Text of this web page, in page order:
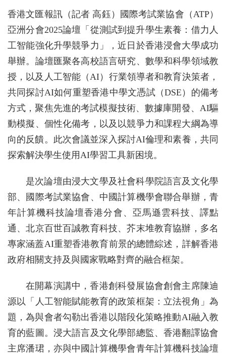
香港文匯報訊（記者 高鈺）國際考試業協會（ATP）
亞洲分會2025論壇「從測試到提升學生素養：借力人
工智能強化升學競爭力」，近日於香港浸會大學成功
舉辦。論壇匯聚各高校語言研究、數學和科學領域教
授，以及人工智能（AI）行業領導者和教育決策者，
共同探討AI如何重塑香港中學文憑試（DSE）的備考
方式，聚焦先進的考試模擬技術、數據庫開發、AI驅
動模擬、個性化備考，以及以競爭力和課程大綱為導
向的反饋。此次會議並深入探討AI倫理和素養，共同
探索解決學生使用AI學習工具新困境。
是次論壇由浸大文學及社會科學院語言及文化學
部、國際考試業協會、中國計算機學會聯合舉辦，青
年計算機科技論壇香港分會、亞馬遜雲科技、譯點
通、北京百世百誠教育科技、芥末堆教育協辦，多名
專家涵蓋AI重塑香港教育前景的總體綜述，詳解香港
政府相關支持及與國家戰略對齊的融合框架。
在開幕演講中，香港創科發展協會創會主席陳迪
源以「人工智能賦能教育的政策框架：立法視角」為
題，為與會者勾勒出香港以階段化策略推動AI融入教
育的藍圖。浸大語言及文化學部總監、香港翻譯協會
主席潘珺，亦與中國計算機學會青年計算機科技論壇